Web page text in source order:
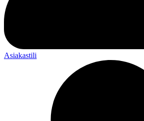
Asiakastili